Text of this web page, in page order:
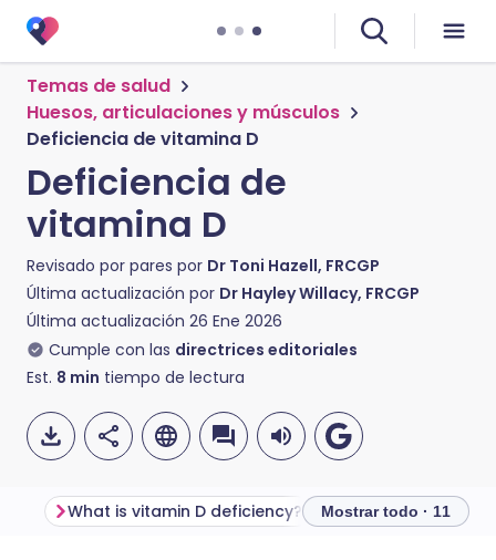
Temas de salud
Huesos, articulaciones y músculos
Deficiencia de vitamina D
Deficiencia de
vitamina D
Revisado por pares por Dr Toni Hazell, FRCGP
Última actualización por Dr Hayley Willacy, FRCGP
Última actualización 26 Ene 2026
Cumple con las directrices editoriales
Est. 8 min tiempo de lectura
What is vitamin D deficiency? Mostrar todo · 11